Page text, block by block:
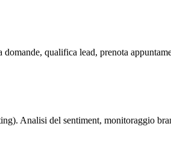
qualifica lead, prenota
Analisi del sentiment, monitoraggio